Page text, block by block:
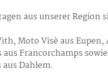
aus unserer Region
Moto Visè aus
Francorchamps
Dahlem.